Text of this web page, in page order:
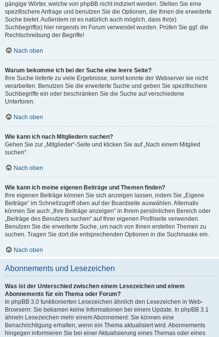
gängige Wörter, welche von phpBB nicht indiziert werden. Stellen Sie eine
spezifischere Anfrage und benutzen Sie die Optionen, die Ihnen die erweiterte
Suche bietet. Außerdem ist es natürlich auch möglich, dass Ihr(e)
Suchbegriff(e) hier nirgends im Forum verwendet wurden. Prüfen Sie ggf. die
Rechtschreibung der Begriffe!
Nach oben
Warum bekomme ich bei der Suche eine leere Seite?
Ihre Suche lieferte zu viele Ergebnisse, somit konnte der Webserver sie nicht
verarbeiten. Benutzen Sie die erweiterte Suche und geben Sie spezifischere
Suchbegriffe ein oder beschränken Sie die Suche auf verschiedene
Unterforen.
Nach oben
Wie kann ich nach Mitgliedern suchen?
Gehen Sie zur „Mitglieder“-Seite und klicken Sie auf „Nach einem Mitglied
suchen“.
Nach oben
Wie kann ich meine eigenen Beiträge und Themen finden?
Ihre eigenen Beiträge können Sie sich anzeigen lassen, indem Sie „Eigene
Beiträge“ im Schnellzugriff oben auf der Boardseite auswählen. Alternativ
können Sie auch „Ihre Beiträge anzeigen“ in Ihrem persönlichen Bereich oder
„Beiträge des Benutzers suchen“ auf Ihrer eigenen Profilseite verwenden.
Benutzen Sie die erweiterte Suche, um nach von Ihnen erstellen Themen zu
suchen. Tragen Sie dort die entsprechenden Optionen in die Suchmaske ein.
Nach oben
Abonnements und Lesezeichen
Was ist der Unterschied zwischen einem Lesezeichen und einem
Abonnements für ein Thema oder Forum?
In phpBB 3.0 funktionierten Lesezeichen ähnlich den Lesezeichen in Web-
Browsern: Sie bekamen keine Informationen bei einem Update. In phpBB 3.1
ähneln Lesezeichen mehr einem Abonnement: Sie können eine
Benachrichtigung erhalten, wenn ein Thema aktualisiert wird. Abonnements
hingegen informieren Sie bei einer Aktualisierung eines Themas oder eines